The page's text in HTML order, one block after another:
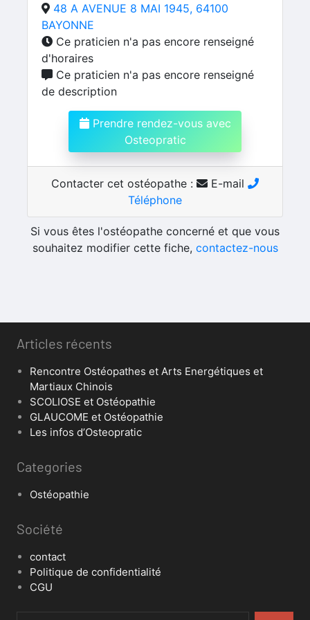
48 A AVENUE 8 MAI 1945, 64100
BAYONNE
Ce praticien n'a pas encore renseigné
d'horaires
Ce praticien n'a pas encore renseigné
de description
Prendre rendez-vous avec
Osteopratic
Contacter cet ostéopathe :
E-mail
Téléphone
Si vous êtes l'ostéopathe concerné et que vous
souhaitez modifier cette fiche, contactez-nous
Articles récents
Rencontre Ostéopathes et Arts Energétiques et
Martiaux Chinois
SCOLIOSE et Ostéopathie
GLAUCOME et Ostéopathie
Les infos d’Osteopratic
Categories
Ostéopathie
Société
contact
Politique de confidentialité
CGU